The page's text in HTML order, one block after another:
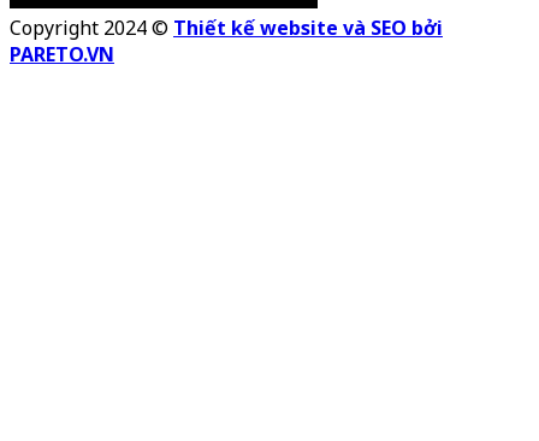
Copyright 2024 © Thiết kế website và SEO bởi
PARETO.VN